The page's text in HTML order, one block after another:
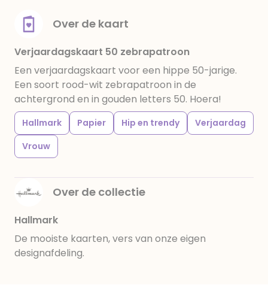
Over de kaart
Verjaardagskaart 50 zebrapatroon
Een verjaardagskaart voor een hippe 50-jarige.
Een soort rood-wit zebrapatroon in de
achtergrond en in gouden letters 50. Hoera!
Hallmark Papier Hip en trendy
Verjaardag
Vrouw
Over de collectie
Hallmark
De mooiste kaarten, vers van onze eigen
designafdeling.